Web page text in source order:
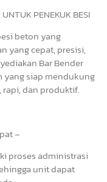
PENEKUK BESI
beton yang
yang cepat, presisi,
Bar Bender
yang siap mendukung
rapi, dan produktif.
–
proses administrasi
unit dapat